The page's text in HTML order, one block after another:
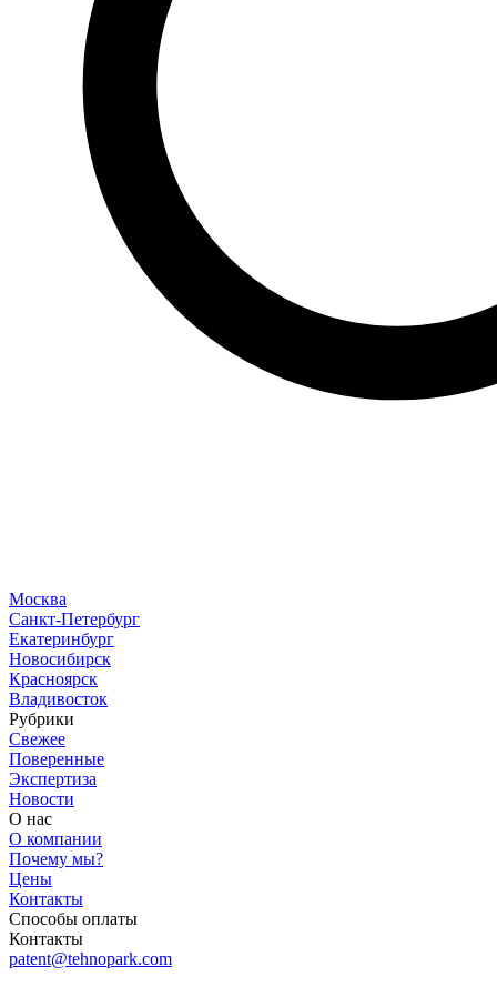
Москва
Санкт-Петербург
Екатеринбург
Новосибирск
Красноярск
Владивосток
Рубрики
Свежее
Поверенные
Экспертиза
Новости
О нас
О компании
Почему мы?
Цены
Контакты
Способы оплаты
Контакты
patent@tehnopark.com